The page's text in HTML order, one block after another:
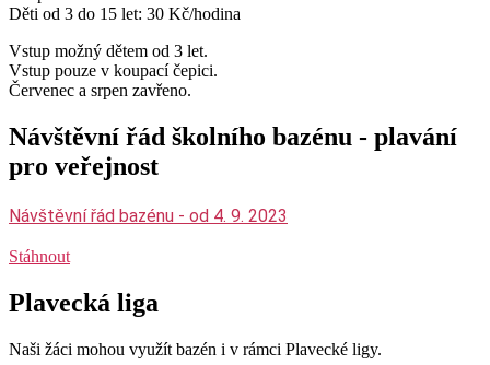
Děti od 3 do 15 let: 30 Kč/hodina
Vstup možný dětem od 3 let.
Vstup pouze v koupací čepici.
Červenec a srpen zavřeno.
Návštěvní řád školního bazénu - plavání
pro veřejnost
Návštěvní řád bazénu - od 4. 9. 2023
Stáhnout
Plavecká liga
Naši žáci mohou využít bazén i v rámci Plavecké ligy.